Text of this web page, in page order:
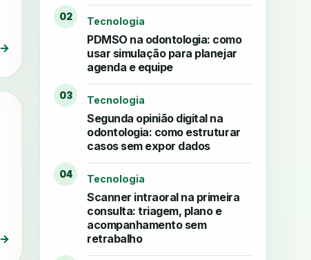
→
→
02 Tecnologia
PDMSO na odontologia: como
usar simulação para planejar
agenda e equipe
03 Tecnologia
Segunda opinião digital na
odontologia: como estruturar
casos sem expor dados
04 Tecnologia
Scanner intraoral na primeira
consulta: triagem, plano e
acompanhamento sem
retrabalho